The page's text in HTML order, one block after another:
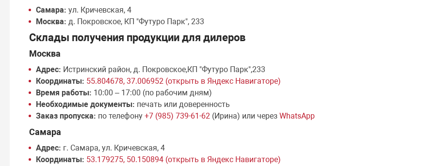
Самара: ул. Кричевская, 4
Москва: д. Покровское, КП "Футуро Парк", 233
Склады получения продукции для дилеров
Москва
Адрес: Истринский район, д. Покровское,КП "Футуро Парк",233
Координаты: 55.804678, 37.006952 (открыть в Яндекс Навигаторе)
Время работы: 10:00 – 17:00 (по рабочим дням)
Необходимые документы: печать или доверенность
Заказ пропуска: по телефону+7 (985) 739-61-62 (Ирина) или черезWhatsApp
Самара
Адрес: г. Самара, ул. Кричевская, 4
Координаты: 53.179275, 50.150894 (открыть в Яндекс Навигаторе)